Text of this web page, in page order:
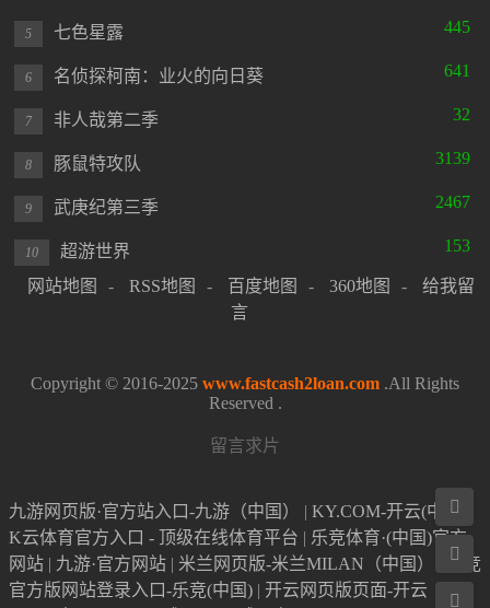
5 七色星露 445
6 名侦探柯南：业火的向日葵 641
7 非人哉第二季 32
8 豚鼠特攻队 3139
9 武庚纪第三季 2467
10 超游世界 153
网站地图 - RSS地图 - 百度地图 - 360地图 -
给我留
言
Copyright © 2016-2025 www.fastcash2loan.com .All Rights
Reserved .
留言求片



九游网页版·官方站入口-九游（中国） | KY.COM-开云(中国)
K云体育官方入口 - 顶级在线体育平台 | 乐竞体育·(中国)官方
网站 | 九游·官方网站 | 米兰网页版-米兰MILAN（中国）
乐竞
官方版网站登录入口-乐竞(中国) | 开云网页版页面-开云